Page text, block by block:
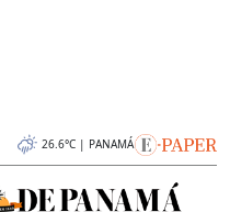
26.6°C | PANAMÁ